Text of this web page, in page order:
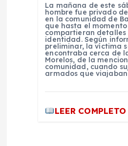
La mañana de este
hombre fue privado
en la comunidad de
que hasta el momento
compartieran detalles
identidad. Según
preliminar, la víctima
encontraba cerca de
Morelos, de la
comunidad, cuando
armados que
LEER COMPLETO